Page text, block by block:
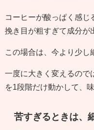
コーヒーが酸っぱく感じ
挽き目が粗すぎて成分が
この場合は、今より少し
一度に大きく変えるので
を1段階だけ動かして、
苦すぎるときは、